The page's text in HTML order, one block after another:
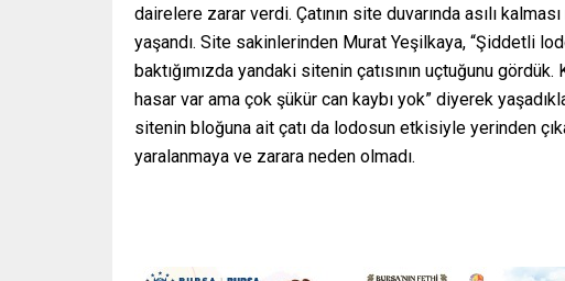
dairelere zarar verdi. Çatının site duvarında asılı
yaşandı. Site sakinlerinden Murat Yeşilkaya, “Şiddetli
baktığımızda yandaki sitenin çatısının uçtuğunu
hasar var ama çok şükür can kaybı yok” diyerek
sitenin bloğuna ait çatı da lodosun etkisiyle yerinden
yaralanmaya ve zarara neden olmadı.